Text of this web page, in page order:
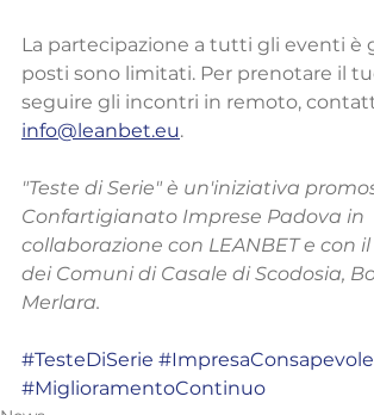
La partecipazione a tutti gli eventi è
posti sono limitati. Per prenotare il
seguire gli incontri in remoto,
info@leanbet.eu.
"Teste di Serie" è un'iniziativa
Confartigianato Imprese Padova in
collaborazione con LEANBET e con
dei Comuni di Casale di Scodosia,
Merlara.
#TesteDiSerie #ImpresaConsapevole
#MiglioramentoContinuo